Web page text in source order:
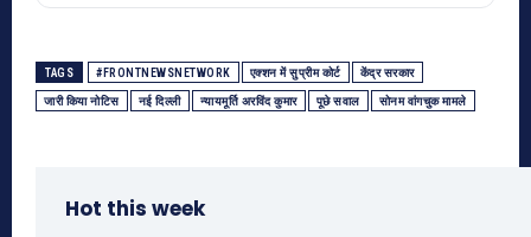
TAGS #FRONTNEWSNETWORK एक्शन में सुप्रीम कोर्ट केंद्र सरकार
जारी किया नोटिस नई दिल्ली न्यायमूर्ति अरविंद कुमार पूछे सवाल सोनम वांगचुक मामले
Hot this week